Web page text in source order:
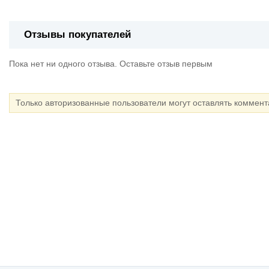
Отзывы покупателей
Пока нет ни одного отзыва. Оставьте отзыв первым
Только авторизованные пользователи могут оставлять